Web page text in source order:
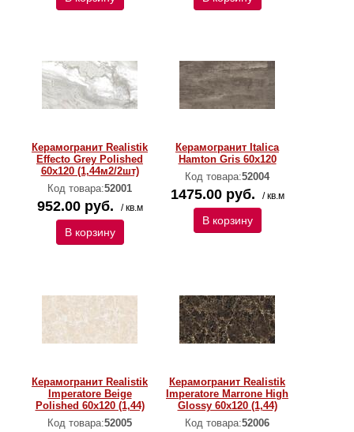
Керамогранит Realistik
Effecto Grey Polished
60x120 (1,44м2/2шт)
Код товара:52001
952.00 руб. / кв.м
В корзину
Керамогранит Italica
Hamton Gris 60x120
Код товара:52004
1475.00 руб. / кв.м
В корзину
Керамогранит Realistik
Imperatore Beige
Polished 60x120 (1,44)
Код товара:52005
Керамогранит Realistik
Imperatore Marrone High
Glossy 60x120 (1,44)
Код товара:52006